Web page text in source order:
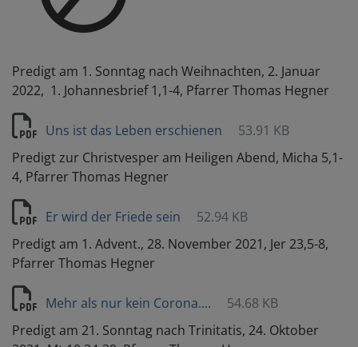
Predigt am 1. Sonntag nach Weihnachten, 2. Januar
2022, 1. Johannesbrief 1,1-4, Pfarrer Thomas Hegner
Uns ist das Leben erschienen
53.91 KB
Predigt zur Christvesper am Heiligen Abend, Micha 5,1-
4, Pfarrer Thomas Hegner
Er wird der Friede sein
52.94 KB
Predigt am 1. Advent., 28. November 2021, Jer 23,5-8,
Pfarrer Thomas Hegner
Mehr als nur kein Corona....
54.68 KB
Predigt am 21. Sonntag nach Trinitatis, 24. Oktober